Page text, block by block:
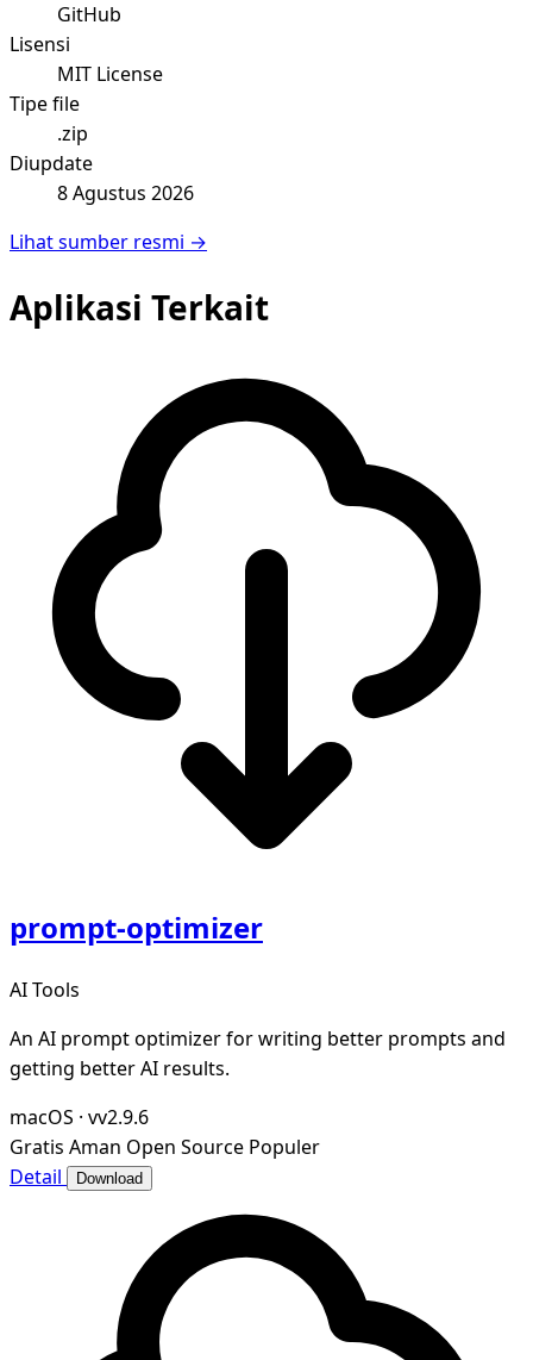
GitHub
Lisensi
MIT License
Tipe file
.zip
Diupdate
8 Agustus 2026
Lihat sumber resmi →
Aplikasi Terkait
prompt-optimizer
AI Tools
An AI prompt optimizer for writing better prompts and
getting better AI results.
macOS · vv2.9.6
Gratis Aman Open Source Populer
Detail
Download